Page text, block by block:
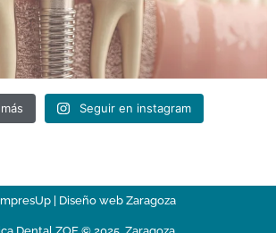
Seguir en instagram
| Diseño web Zaragoza